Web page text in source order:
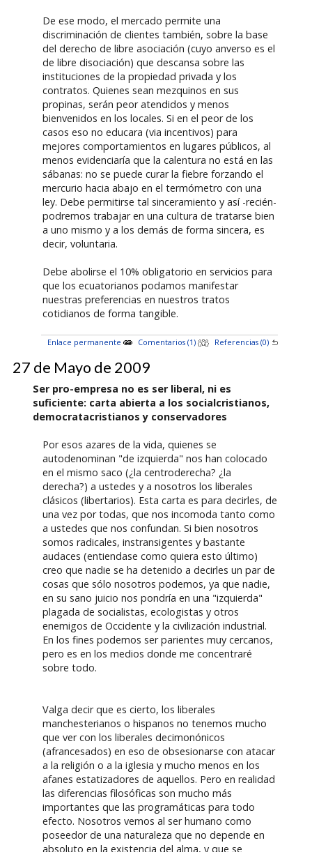
De ese modo, el mercado permite una
discriminación de clientes también, sobre la base
del derecho de libre asociación (cuyo anverso es el
de libre disociación) que descansa sobre las
instituciones de la propiedad privada y los
contratos. Quienes sean mezquinos en sus
propinas, serán peor atendidos y menos
bienvenidos en los locales. Si en el peor de los
casos eso no educara (via incentivos) para
mejores comportamientos en lugares públicos, al
menos evidenciaría que la calentura no está en las
sábanas: no se puede curar la fiebre forzando el
mercurio hacia abajo en el termómetro con una
ley. Debe permitirse tal sinceramiento y así -recién-
podremos trabajar en una cultura de tratarse bien
a uno mismo y a los demás de forma sincera, es
decir, voluntaria.
Debe abolirse el 10% obligatorio en servicios para
que los ecuatorianos podamos manifestar
nuestras preferencias en nuestros tratos
cotidianos de forma tangible.
Enlace permanente Comentarios (1) Referencias (0)
27 de Mayo de 2009
Ser pro-empresa no es ser liberal, ni es
suficiente: carta abierta a los socialcristianos,
democratacristianos y conservadores
Por esos azares de la vida, quienes se
autodenominan "de izquierda" nos han colocado
en el mismo saco (¿la centroderecha? ¿la
derecha?) a ustedes y a nosotros los liberales
clásicos (libertarios). Esta carta es para decirles, de
una vez por todas, que nos incomoda tanto como
a ustedes que nos confundan. Si bien nosotros
somos radicales, instransigentes y bastante
audaces (entiendase como quiera esto último)
creo que nadie se ha detenido a decirles un par de
cosas que sólo nosotros podemos, ya que nadie,
en su sano juicio nos pondría en una "izquierda"
plagada de socialistas, ecologistas y otros
enemigos de Occidente y la civilización industrial.
En los fines podemos ser parientes muy cercanos,
pero es en los medios donde me concentraré
sobre todo.
Valga decir que es cierto, los liberales
manchesterianos o hispanos no tenemos mucho
que ver con los liberales decimonónicos
(afrancesados) en eso de obsesionarse con atacar
a la religión o a la iglesia y mucho menos en los
afanes estatizadores de aquellos. Pero en realidad
las diferencias filosóficas son mucho más
importantes que las programáticas para todo
efecto. Nosotros vemos al ser humano como
poseedor de una naturaleza que no depende en
absoluto en la existencia del alma, y que se